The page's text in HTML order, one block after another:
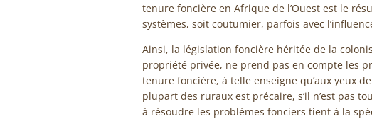
tenure foncière en Afrique de l’Ouest est le
systèmes, soit coutumier, parfois avec
Ainsi, la législation foncière héritée de la
propriété privée, ne prend pas en compte les
tenure foncière, à telle enseigne qu’aux yeux
plupart des ruraux est précaire, s’il n’est pas
à résoudre les problèmes fonciers tient à la